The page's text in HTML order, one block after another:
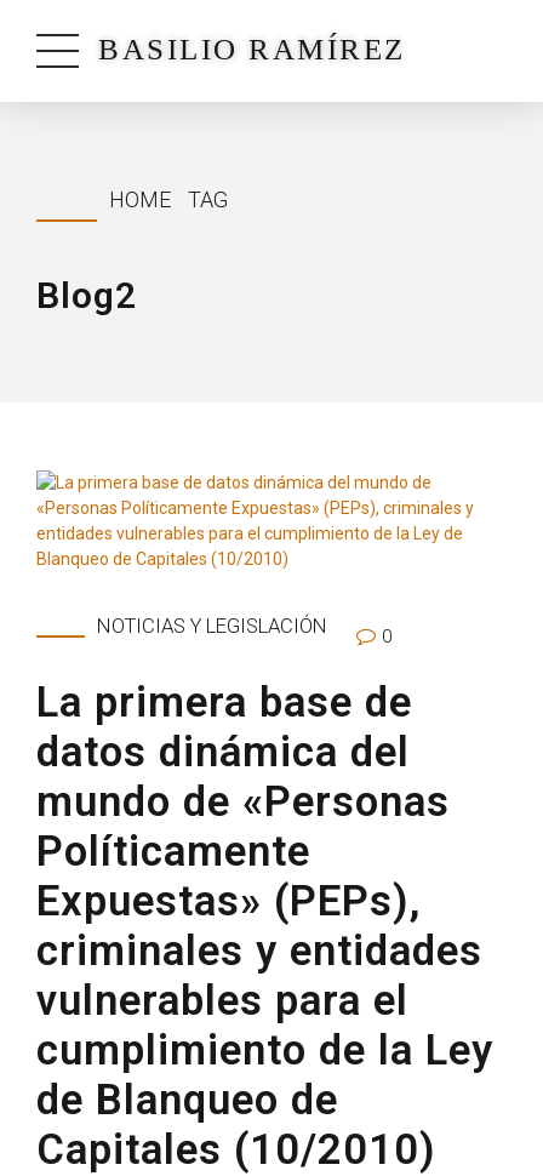
BASILIO RAMÍREZ
HOME TAG
Blog2
NOTICIAS Y LEGISLACIÓN 0
La primera base de
datos dinámica del
mundo de «Personas
Políticamente
Expuestas» (PEPs),
criminales y entidades
vulnerables para el
cumplimiento de la Ley
de Blanqueo de
Capitales (10/2010)